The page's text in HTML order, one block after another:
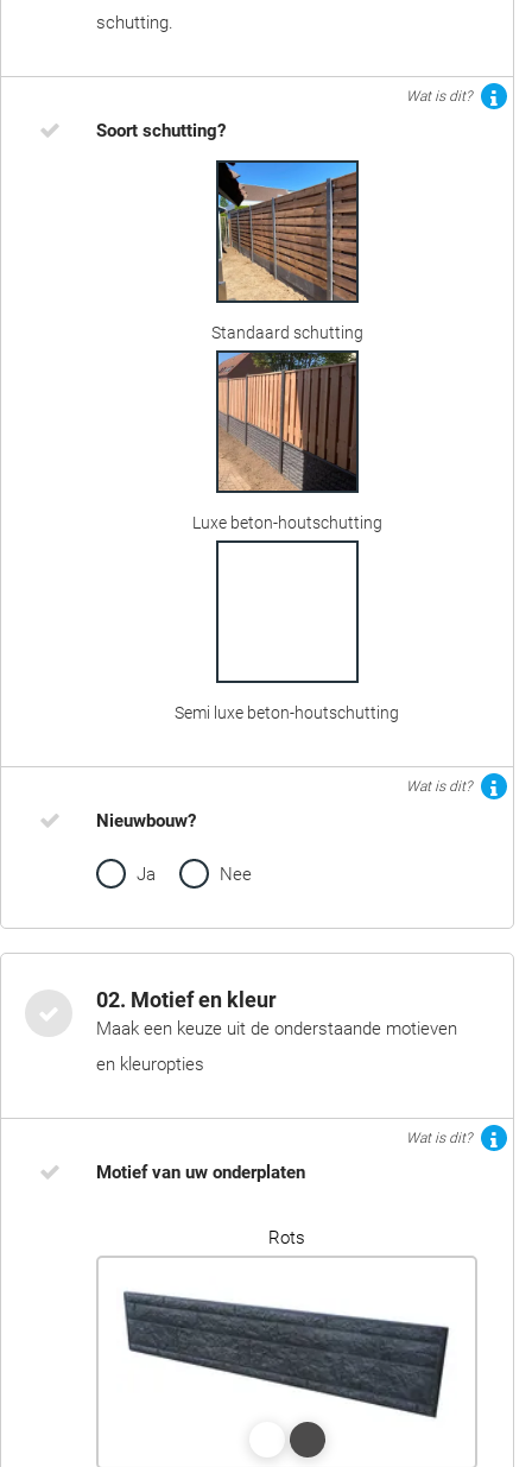
schutting.
Wat is dit?
Soort schutting?
Standaard schutting
Luxe beton-houtschutting
Semi luxe beton-houtschutting
Wat is dit?
Nieuwbouw?
Ja Nee
02. Motief en kleur
Maak een keuze uit de onderstaande motieven
en kleuropties
Wat is dit?
Motief van uw onderplaten
Rots